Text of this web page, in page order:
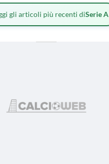
gli articoli più recenti diSerie A